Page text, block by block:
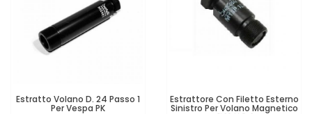
Estratto Volano D. 24 Passo 1
Per Vespa PK
Estrattore Con Filetto Esterno
Sinistro Per Volano Magnetico